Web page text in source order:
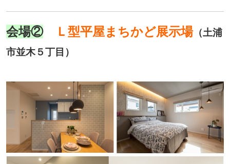
会場② Ｌ型平屋まちかど展示場（土浦
市並木５丁目）